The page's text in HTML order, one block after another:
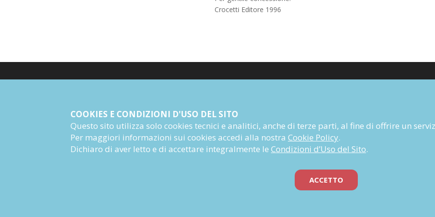
Crocetti Editore 1996
PI 04628780969
Informazioni Societarie
Autori
Rivista
Prossime uscite
COOKIES E CONDIZIONI D'USO DEL SITO
Questo sito utilizza solo cookies tecnici e analitici, anche di terze parti, al fine di offrire un
Per maggiori informazioni sui cookies accedi alla nostra Cookie Policy.
Dichiaro di aver letto e di accettare integralmente le Condizioni d’Uso del Sito.
ACCETTO